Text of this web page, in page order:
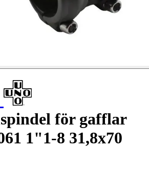
för gafflar
1"1-8 31,8x70